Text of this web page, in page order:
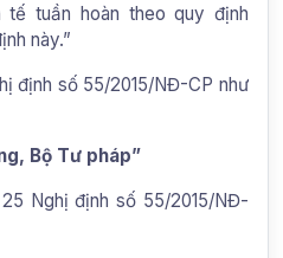
tuần hoàn theo quy định
này.”
định số 55/2015/NĐ-CP như
Bộ Tư pháp”
Nghị định số 55/2015/NĐ-